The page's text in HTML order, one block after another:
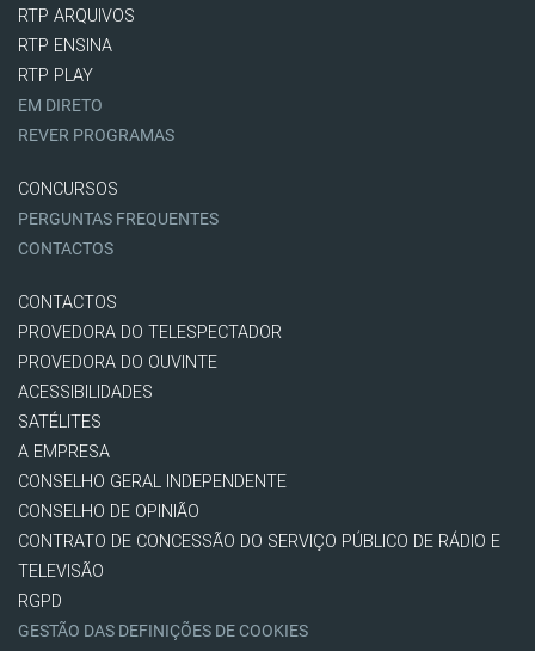
RTP ARQUIVOS
RTP ENSINA
RTP PLAY
EM DIRETO
REVER PROGRAMAS
CONCURSOS
PERGUNTAS FREQUENTES
CONTACTOS
CONTACTOS
PROVEDORA DO TELESPECTADOR
PROVEDORA DO OUVINTE
ACESSIBILIDADES
SATÉLITES
A EMPRESA
CONSELHO GERAL INDEPENDENTE
CONSELHO DE OPINIÃO
CONTRATO DE CONCESSÃO DO SERVIÇO PÚBLICO DE RÁDIO E
TELEVISÃO
RGPD
GESTÃO DAS DEFINIÇÕES DE COOKIES